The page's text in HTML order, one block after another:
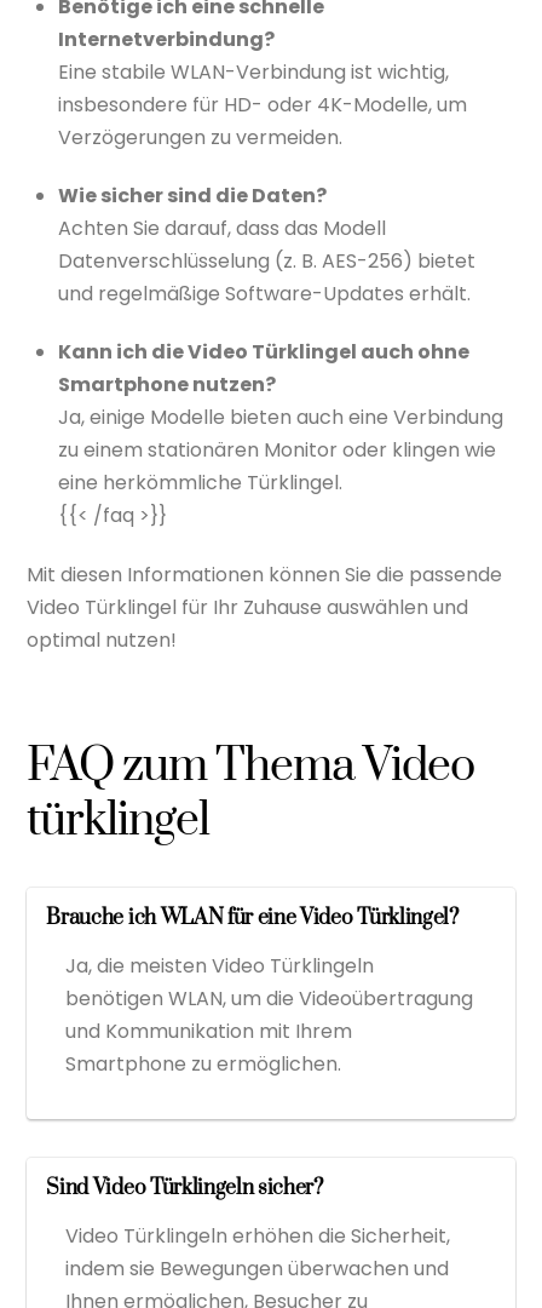
Benötige ich eine schnelle
Internetverbindung?
Eine stabile WLAN-Verbindung ist wichtig,
insbesondere für HD- oder 4K-Modelle, um
Verzögerungen zu vermeiden.
Wie sicher sind die Daten?
Achten Sie darauf, dass das Modell
Datenverschlüsselung (z. B. AES-256) bietet
und regelmäßige Software-Updates erhält.
Kann ich die Video Türklingel auch ohne
Smartphone nutzen?
Ja, einige Modelle bieten auch eine Verbindung
zu einem stationären Monitor oder klingen wie
eine herkömmliche Türklingel.
{{< /faq >}}
Mit diesen Informationen können Sie die passende
Video Türklingel für Ihr Zuhause auswählen und
optimal nutzen!
FAQ zum Thema Video
türklingel
Brauche ich WLAN für eine Video Türklingel?
Ja, die meisten Video Türklingeln
benötigen WLAN, um die Videoübertragung
und Kommunikation mit Ihrem
Smartphone zu ermöglichen.
Sind Video Türklingeln sicher?
Video Türklingeln erhöhen die Sicherheit,
indem sie Bewegungen überwachen und
Ihnen ermöglichen, Besucher zu